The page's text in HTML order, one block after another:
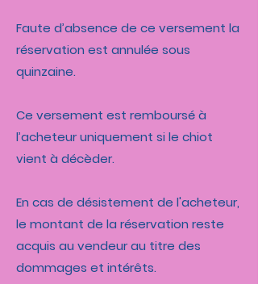
Faute d’absence de ce versement la
réservation est annulée sous
quinzaine.
Ce versement est remboursé à
l’acheteur uniquement si le chiot
vient à décèder.
En cas de désistement de l'acheteur,
le montant de la réservation reste
acquis au vendeur au titre des
dommages et intérêts.